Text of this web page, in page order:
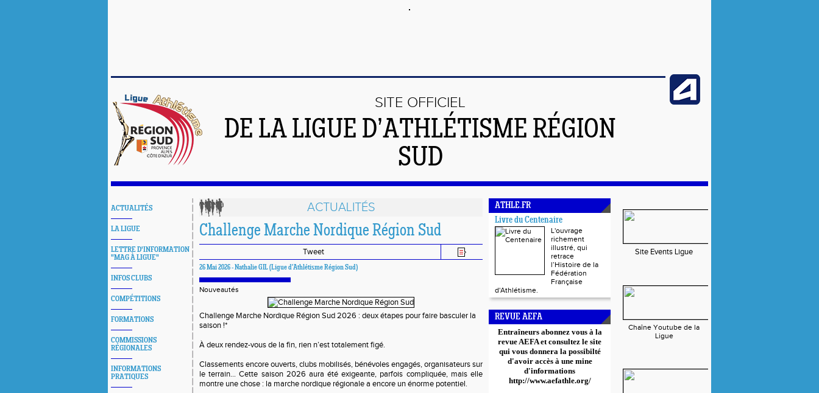
SITE OFFICIEL
DE LA LIGUE D’ATHLÉTISME RÉGION
SUD
ACTUALITÉS
LA LIGUE
LETTRE D'INFORMATION
"MAG À LIGUE"
INFOS CLUBS
COMPÉTITIONS
FORMATIONS
COMMISSIONS
RÉGIONALES
INFORMATIONS
PRATIQUES
ACTUALITÉS
Challenge Marche Nordique Région Sud
Tweet
26 Mai 2026 - Nathalie GIL (Ligue d'Athlétisme Région Sud)
Nouveautés
Challenge Marche Nordique Région Sud 2026 : deux étapes pour faire basculer la
saison !*
À deux rendez-vous de la fin, rien n’est totalement figé.
Classements encore ouverts, clubs mobilisés, bénévoles engagés, organisateurs sur
le terrain… Cette saison 2026 aura été exigeante, parfois compliquée, mais elle
montre une chose : la marche nordique régionale a encore un énorme potentiel.
ATHLE.FR
Livre du Centenaire
L'ouvrage
richement
illustré, qui
retrace
l’Histoire de la
Fédération
Française
d'Athlétisme.
REVUE AEFA
Entraîneurs abonnez vous à la
revue AEFA et consultez le site
qui vous donnera la possibilté
d'avoir accès à une mine
d'informations
http://www.aefathle.org/
Site Events Ligue
Chaîne Youtube de la
Ligue